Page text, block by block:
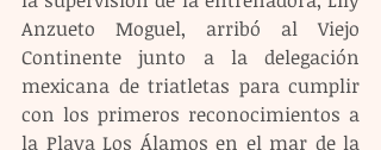
Anzueto Moguel, arribó al Viejo
Continente junto a la delegación
mexicana de triatletas para cumplir
con los primeros reconocimientos a
la Playa Los Álamos en el mar de la